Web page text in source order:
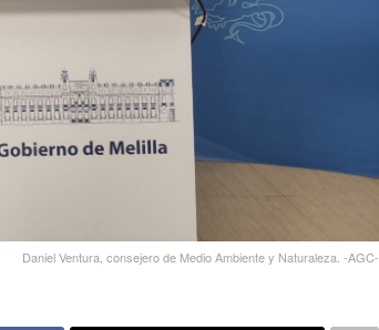
Daniel Ventura, consejero de Medio Ambiente y Naturaleza. -AGC-